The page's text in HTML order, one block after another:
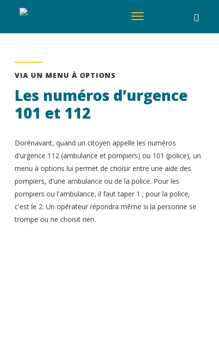
VIA UN MENU À OPTIONS
Les numéros d’urgence
101 et 112
Dorénavant, quand un citoyen appelle les numéros
d'urgence 112 (ambulance et pompiers) ou 101 (police), un
menu à options lui permet de choisir entre une aide des
pompiers, d'une ambulance ou de la police. Pour les
pompiers ou l'ambulance, il faut taper 1 ; pour la police,
c'est le 2. Un opérateur répondra même si la personne se
trompe ou ne choisit rien.